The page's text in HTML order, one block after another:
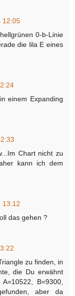
12:05
0-b-Linie
die lila E eines
einem Expanding
Chart nicht zu
kann ich dem
13:12
das gehen ?
zu finden, in
die Du erwähnt
B=9300,
aber da